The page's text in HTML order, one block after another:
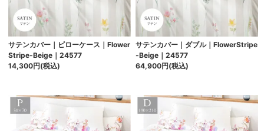
サテンカバー｜ピローケース｜Flower
Stripe-Beige｜24577
14,300円(税込)
サテンカバー｜ダブル｜FlowerStripe
-Beige｜24577
64,900円(税込)